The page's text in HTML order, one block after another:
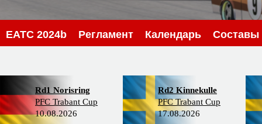
EATC 2024b Регламент Календарь Составы
Rd1 Norisring
PFC Trabant Cup
10.08.2026
Rd2 Kinnekulle
PFC Trabant Cup
17.08.2026